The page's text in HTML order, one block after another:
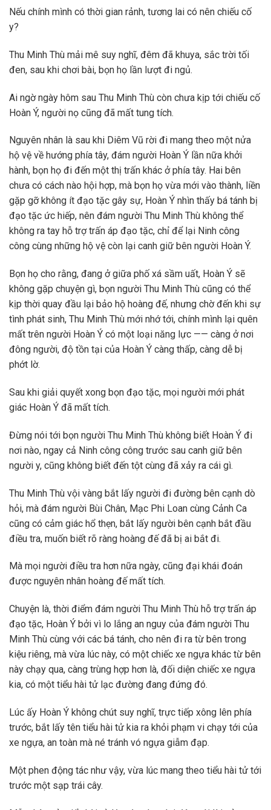
Nếu chính mình có thời gian rảnh, tương lai có nên chiếu cố
y?
Thu Minh Thù mải mê suy nghĩ, đêm đã khuya, sắc trời tối
đen, sau khi chơi bài, bọn họ lần lượt đi ngủ.
Ai ngờ ngày hôm sau Thu Minh Thù còn chưa kịp tới chiếu cố
Hoàn Ý, người nọ cũng đã mất tung tích.
Nguyên nhân là sau khi Diêm Vũ rời đi mang theo một nửa
hộ vệ về hướng phía tây, đám người Hoàn Ý lần nữa khởi
hành, bọn họ đi đến một thị trấn khác ở phía tây. Hai bên
chưa có cách nào hội hợp, mà bọn họ vừa mới vào thành, liền
gặp gỡ không ít đạo tặc gây sự, Hoàn Ý nhìn thấy bá tánh bị
đạo tặc ức hiếp, nên đám người Thu Minh Thù không thể
không ra tay hỗ trợ trấn áp đạo tặc, chỉ để lại Ninh công
công cùng những hộ vệ còn lại canh giữ bên người Hoàn Ý.
Bọn họ cho rằng, đang ở giữa phố xá sầm uất, Hoàn Ý sẽ
không gặp chuyện gì, bọn người Thu Minh Thù cũng có thể
kịp thời quay đầu lại bảo hộ hoàng đế, nhưng chờ đến khi sự
tình phát sinh, Thu Minh Thù mới nhớ tới, chính mình lại quên
mất trên người Hoàn Ý có một loại năng lực —— càng ở nơi
đông người, độ tồn tại của Hoàn Ý càng thấp, càng dễ bị
phớt lờ.
Sau khi giải quyết xong bọn đạo tặc, mọi người mới phát
giác Hoàn Ý đã mất tích.
Đừng nói tới bọn người Thu Minh Thù không biết Hoàn Ý đi
nơi nào, ngay cả Ninh công công trước sau canh giữ bên
người y, cũng không biết đến tột cùng đã xảy ra cái gì.
Thu Minh Thù vội vàng bắt lấy người đi đường bên cạnh dò
hỏi, mà đám người Bùi Chân, Mạc Phi Loan cùng Cảnh Ca
cũng có cảm giác hổ thẹn, bắt lấy người bên cạnh bắt đầu
điều tra, muốn biết rõ ràng hoàng đế đã bị ai bắt đi.
Mà mọi người điều tra hơn nữa ngày, cũng đại khái đoán
được nguyên nhân hoàng đế mất tích.
Chuyện là, thời điểm đám người Thu Minh Thù hỗ trợ trấn áp
đạo tặc, Hoàn Ý bởi vì lo lắng an nguy của đám người Thu
Minh Thù cùng với các bá tánh, cho nên đi ra từ bên trong
kiệu riêng, mà vừa lúc này, có một chiếc xe ngựa khác từ bên
này chạy qua, càng trùng hợp hơn là, đối diện chiếc xe ngựa
kia, có một tiểu hài tử lạc đường đang đứng đó.
Lúc ấy Hoàn Ý không chút suy nghĩ, trực tiếp xông lên phía
trước, bắt lấy tên tiểu hài tử kia ra khỏi phạm vi chạy tới của
xe ngựa, an toàn mà né tránh vó ngựa giẫm đạp.
Một phen động tác như vậy, vừa lúc mang theo tiểu hài tử tới
trước một sạp trái cây.